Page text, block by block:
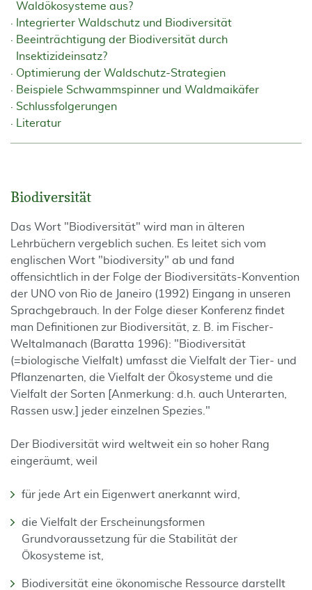
Waldökosysteme aus?
Integrierter Waldschutz und Biodiversität
Beeinträchtigung der Biodiversität durch
Insektizideinsatz?
Optimierung der Waldschutz-Strategien
Beispiele Schwammspinner und Waldmaikäfer
Schlussfolgerungen
Literatur
Biodiversität
Das Wort "Biodiversität" wird man in älteren
Lehrbüchern vergeblich suchen. Es leitet sich vom
englischen Wort "biodiversity" ab und fand
offensichtlich in der Folge der Biodi­versitäts-Konvention
der UNO von Rio de Janeiro (1992) Eingang in unseren
Sprach­gebrauch. In der Folge dieser Konferenz findet
man Definitionen zur Biodiversität, z. B. im Fischer-
Weltalmanach (Baratta 1996): "Biodiversität
(=biologische Vielfalt) umfasst die Vielfalt der Tier- und
Pflanzenarten, die Vielfalt der Ökosysteme und die
Vielfalt der Sorten [Anmerkung: d.h. auch Unterarten,
Rassen usw.] jeder einzelnen Spezies."
Der Biodiversität wird weltweit ein so hoher Rang
eingeräumt, weil
für jede Art ein Eigenwert anerkannt wird,
die Vielfalt der Erscheinungsformen
Grundvoraussetzung für die Stabilität der
Ökosysteme ist,
Biodiversität eine ökonomische Ressource darstellt